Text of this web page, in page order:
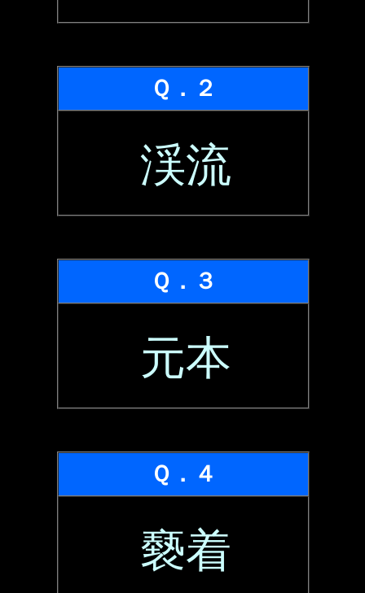
Ｑ．２
渓流
Ｑ．３
元本
Ｑ．４
褻着